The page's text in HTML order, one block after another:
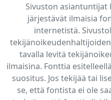
Sivuston asiantuntijat
järjestävät ilmaisia
internetistä.
tavalla levitä
ilmaisina. Fonttia
suositus. Jos tekijää tai
se, että fontista ei ole